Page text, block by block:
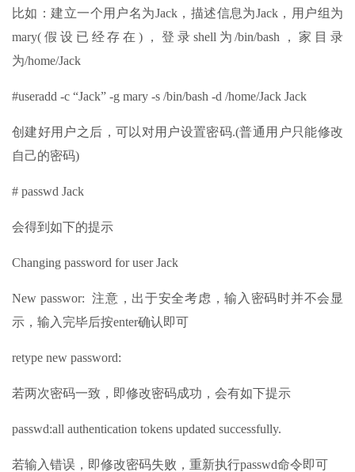
比如：建立一个用户名为Jack，描述信息为Jack，用户组为
mary(假设已经存在)，登录shell为/bin/bash，家目录
为/home/Jack
#useradd -c “Jack” -g mary -s /bin/bash -d /home/Jack Jack
创建好用户之后，可以对用户设置密码.(普通用户只能修改
自己的密码)
# passwd Jack
会得到如下的提示
Changing password for user Jack
New passwor: 注意，出于安全考虑，输入密码时并不会显
示，输入完毕后按enter确认即可
retype new password:
若两次密码一致，即修改密码成功，会有如下提示
passwd:all authentication tokens updated successfully.
若输入错误，即修改密码失败，重新执行passwd命令即可